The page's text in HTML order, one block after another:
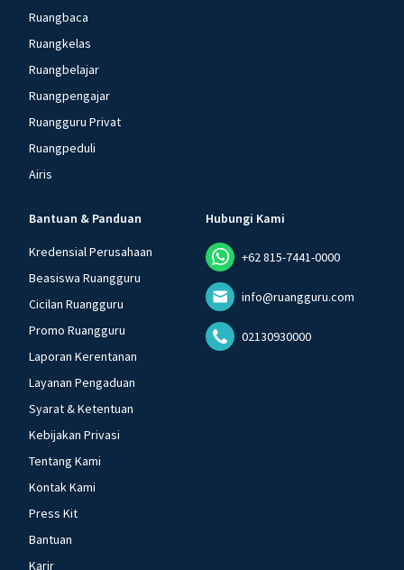
Ruangbaca
Ruangkelas
Ruangbelajar
Ruangpengajar
Ruangguru Privat
Ruangpeduli
Airis
Bantuan & Panduan
Kredensial Perusahaan
Beasiswa Ruangguru
Cicilan Ruangguru
Promo Ruangguru
Laporan Kerentanan
Layanan Pengaduan
Syarat & Ketentuan
Kebijakan Privasi
Tentang Kami
Kontak Kami
Press Kit
Bantuan
Karir
Hubungi Kami
+62 815-7441-0000
info@ruangguru.com
02130930000